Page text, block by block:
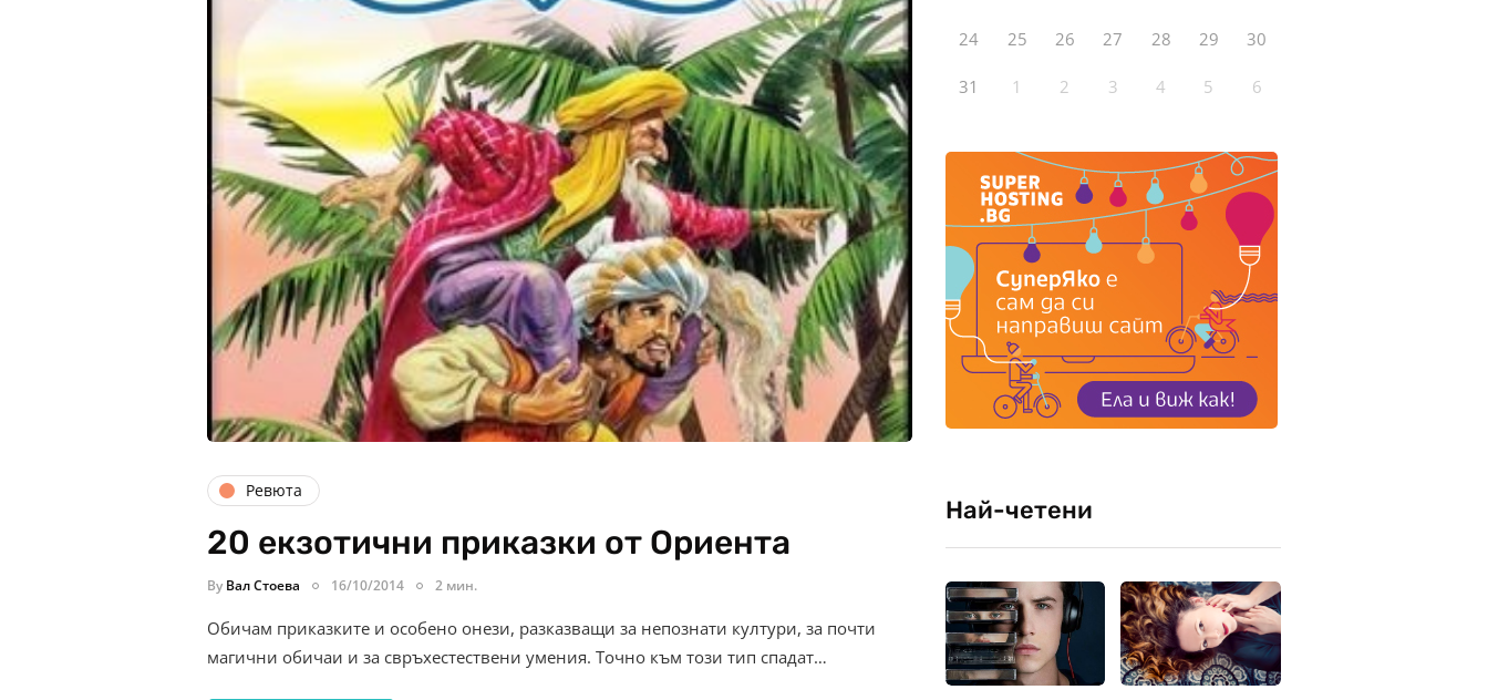
Ревюта
20 екзотични приказки от Ориента
By Вал Стоева 16/10/2014 2 мин.
Обичам приказките и особено онези, разказващи за непознати култури, за почти
магични обичаи и за свръхестествени умения. Точно към този тип спадат…
24 25 26 27 28 29 30
31 1 2 3 4 5 6
Най-четени